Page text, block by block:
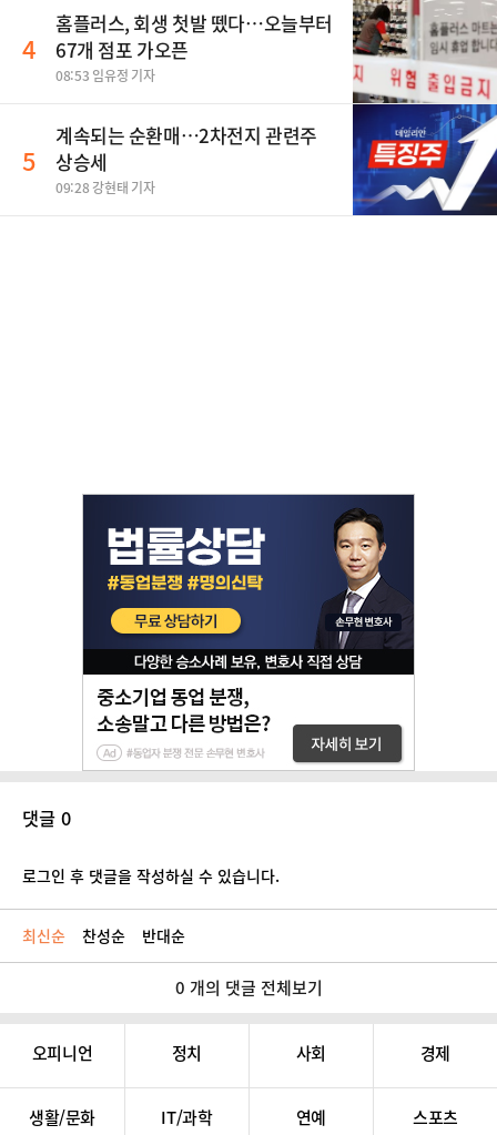
4
홈플러스, 회생 첫발 뗐다…오늘부터
67개 점포 가오픈
08:53 임유정 기자
5
계속되는 순환매…2차전지 관련주
상승세
09:28 강현태 기자
댓글 0
로그인 후 댓글을 작성하실 수 있습니다.
최신순 찬성순 반대순
0 개의 댓글 전체보기
오피니언 정치 사회 경제
생활/문화 IT/과학 연예 스포츠